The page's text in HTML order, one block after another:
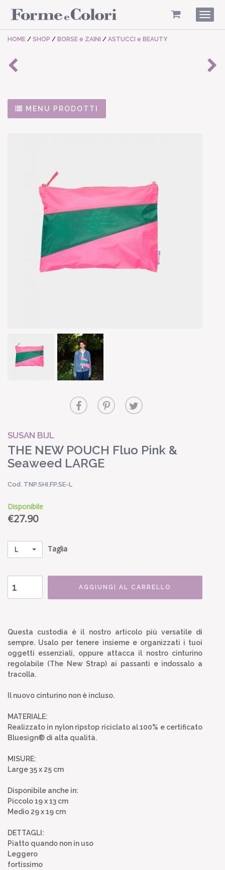
HOME / SHOP / BORSE e ZAINI / ASTUCCI e BEAUTY
MENU PRODOTTI
SUSAN BIJL
THE NEW POUCH Fluo Pink &
Seaweed LARGE
Cod. TNP.SHI.FP.SE-L
Disponibile
€27.90
L Taglia
AGGIUNGI AL CARRELLO
Questa custodia è il nostro articolo più versatile di
sempre. Usalo per tenere insieme e organizzati i tuoi
oggetti essenziali, oppure attacca il nostro cinturino
regolabile (The New Strap) ai passanti e indossalo a
tracolla.
Il nuovo cinturino non è incluso.
MATERIALE:
Realizzato in nylon ripstop riciclato al 100% e certificato
Bluesign® di alta qualità.
MISURE:
Large 35 x 25 cm
Disponibile anche in:
Piccolo 19 x 13 cm
Medio 29 x 19 cm
DETTAGLI:
Piatto quando non in uso
Leggero
fortissimo